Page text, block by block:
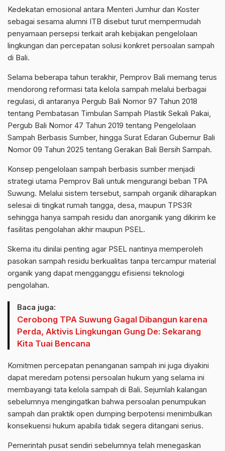
Kedekatan emosional antara Menteri Jumhur dan Koster
sebagai sesama alumni ITB disebut turut mempermudah
penyamaan persepsi terkait arah kebijakan pengelolaan
lingkungan dan percepatan solusi konkret persoalan sampah
di Bali.
Selama beberapa tahun terakhir, Pemprov Bali memang terus
mendorong reformasi tata kelola sampah melalui berbagai
regulasi, di antaranya Pergub Bali Nomor 97 Tahun 2018
tentang Pembatasan Timbulan Sampah Plastik Sekali Pakai,
Pergub Bali Nomor 47 Tahun 2019 tentang Pengelolaan
Sampah Berbasis Sumber, hingga Surat Edaran Gubernur Bali
Nomor 09 Tahun 2025 tentang Gerakan Bali Bersih Sampah.
Konsep pengelolaan sampah berbasis sumber menjadi
strategi utama Pemprov Bali untuk mengurangi beban TPA
Suwung. Melalui sistem tersebut, sampah organik diharapkan
selesai di tingkat rumah tangga, desa, maupun TPS3R
sehingga hanya sampah residu dan anorganik yang dikirim ke
fasilitas pengolahan akhir maupun PSEL.
Skema itu dinilai penting agar PSEL nantinya memperoleh
pasokan sampah residu berkualitas tanpa tercampur material
organik yang dapat mengganggu efisiensi teknologi
pengolahan.
Baca juga:
Cerobong TPA Suwung Gagal Dibangun karena
Perda, Aktivis Lingkungan Gung De: Sekarang
Kita Tuai Bencana
Komitmen percepatan penanganan sampah ini juga diyakini
dapat meredam potensi persoalan hukum yang selama ini
membayangi tata kelola sampah di Bali. Sejumlah kalangan
sebelumnya mengingatkan bahwa persoalan penumpukan
sampah dan praktik open dumping berpotensi menimbulkan
konsekuensi hukum apabila tidak segera ditangani serius.
Pemerintah pusat sendiri sebelumnya telah menegaskan